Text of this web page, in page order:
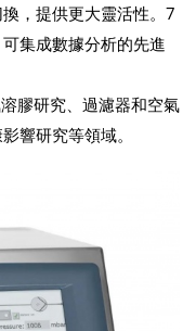
，提供更大靈活性。7
集成數據分析的先進
膠研究、過濾器和空氣
響研究等領域。